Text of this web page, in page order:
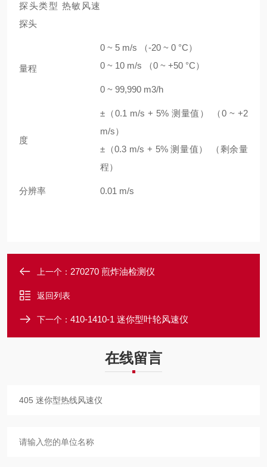
探头类型 热敏风速
探头
量程
0 ~ 5 m/s （-20 ~ 0 °C）
0 ~ 10 m/s （0 ~ +50 °C）
0 ~ 99,990 m3/h
度
±（0.1 m/s + 5% 测量值） （0 ~ +2
m/s）
±（0.3 m/s + 5% 测量值） （剩余量
程）
分辨率 0.01 m/s
上一个： 270270 煎炸油检测仪
返回列表
下一个： 410-1410-1 迷你型叶轮风速仪
在线留言